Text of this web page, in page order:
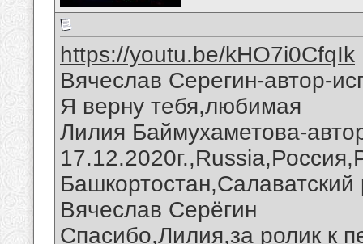
https://youtu.be/kHO7i0CfqIk
Вячеслав Серегин-автор-
Я верну тебя,любимая
Лилия Баймухаметова-
Вячеслав Серёгин
Спасибо,Лилия,за ролик к